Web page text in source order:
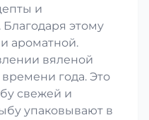
и
этому
ароматной.
вяленой
года. Это
свежей и
упаковывают в